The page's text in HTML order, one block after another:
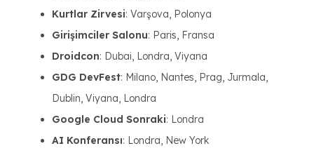
Kurtlar Zirvesi: Varşova, Polonya
Girişimciler Salonu: Paris, Fransa
Droidcon: Dubai, Londra, Viyana
GDG DevFest: Milano, Nantes, Prag, Jurmala,
Dublin, Viyana, Londra
Google Cloud Sonraki: Londra
AI Konferansı: Londra, New York